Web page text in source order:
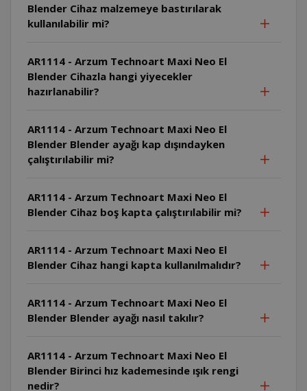
Blender Cihaz malzemeye bastırılarak
kullanılabilir mi?
AR1114 - Arzum Technoart Maxi Neo El
Blender Cihazla hangi yiyecekler
hazırlanabilir?
AR1114 - Arzum Technoart Maxi Neo El
Blender Blender ayağı kap dışındayken
çalıştırılabilir mi?
AR1114 - Arzum Technoart Maxi Neo El
Blender Cihaz boş kapta çalıştırılabilir mi?
AR1114 - Arzum Technoart Maxi Neo El
Blender Cihaz hangi kapta kullanılmalıdır?
AR1114 - Arzum Technoart Maxi Neo El
Blender Blender ayağı nasıl takılır?
AR1114 - Arzum Technoart Maxi Neo El
Blender Birinci hız kademesinde ışık rengi
nedir?